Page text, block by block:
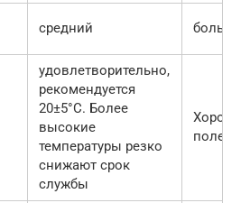
средний
удовлетворительно,
рекомендуется
20±5°С. Более
высокие
температуры резко
снижают срок
службы